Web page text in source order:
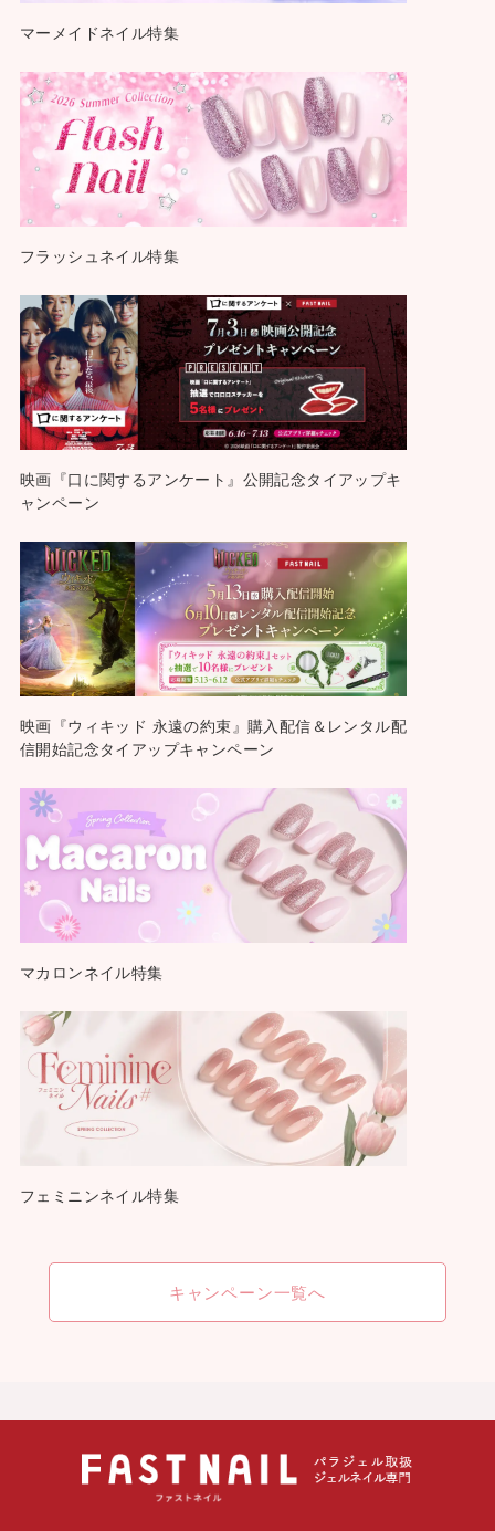
マーメイドネイル特集
フラッシュネイル特集
映画『口に関するアンケート』公開記念タイアップキ
ャンペーン
映画『ウィキッド 永遠の約束』購入配信＆レンタル配
信開始記念タイアップキャンペーン
マカロンネイル特集
フェミニンネイル特集
キャンペーン一覧へ